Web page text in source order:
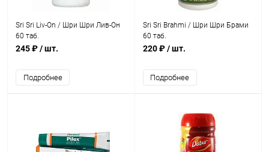
Sri Sri Liv-On / Шри Шри Лив-Он
60 таб.
245 ₽/ шт.
Подробнее
Sri Sri Brahmi / Шри Шри Брами
60 таб.
220 ₽/ шт.
Подробнее